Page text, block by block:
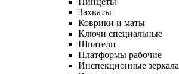
Захваты
Коврики и маты
Ключи специальные
Шпатели
Платформы рабочие
Инспекционные зеркала